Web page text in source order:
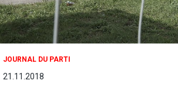
JOURNAL DU PARTI
21.11.2018